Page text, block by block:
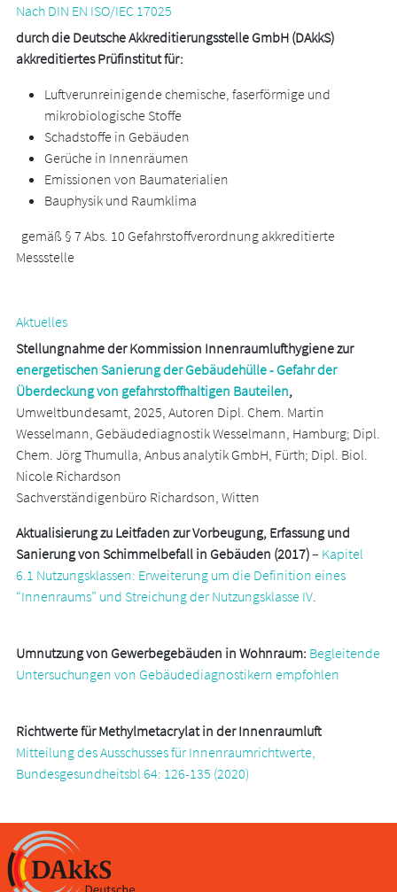
Nach DIN EN ISO/IEC 17025
durch die Deutsche Akkreditierungsstelle GmbH (DAkkS)
akkreditiertes Prüfinstitut für:
Luftverunreinigende chemische, faserförmige und
mikrobiologische Stoffe
Schadstoffe in Gebäuden
Gerüche in Innenräumen
Emissionen von Baumaterialien
Bauphysik und Raumklima
gemäß § 7 Abs. 10 Gefahrstoffverordnung akkreditierte
Messstelle
Aktuelles
Stellungnahme der Kommission Innenraumlufthygiene zur
energetischen Sanierung der Gebäudehülle - Gefahr der
Überdeckung von gefahrstoffhaltigen Bauteilen,
Umweltbundesamt, 2025, Autoren Dipl. Chem. Martin
Wesselmann, Gebäudediagnostik Wesselmann, Hamburg; Dipl.
Chem. Jörg Thumulla, Anbus analytik GmbH, Fürth; Dipl. Biol.
Nicole Richardson
Sachverständigenbüro Richardson, Witten
Aktualisierung zu Leitfaden zur Vorbeugung, Erfassung und
Sanierung von Schimmelbefall in Gebäuden (2017)– Kapitel
6.1 Nutzungsklassen: Erweiterung um die Definition eines
“Innenraums” und Streichung der Nutzungsklasse IV.
Umnutzung von Gewerbegebäuden in Wohnraum: Begleitende
Untersuchungen von Gebäudediagnostikern empfohlen
Richtwerte für Methylmetacrylat in der Innenraumluft
Mitteilung des Ausschusses für Innenraumrichtwerte,
Bundesgesundheitsbl 64: 126-135 (2020)